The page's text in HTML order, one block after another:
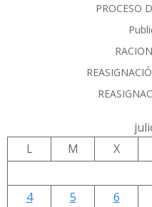
PROCESO
L
M X
4
5 6